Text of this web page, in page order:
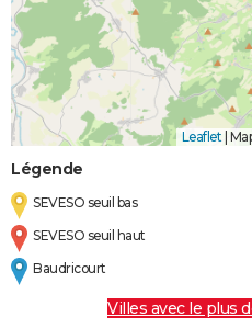
Leaflet
Légende
SEVESO seuil bas
SEVESO seuil haut
Baudricourt
Villes avec le plus